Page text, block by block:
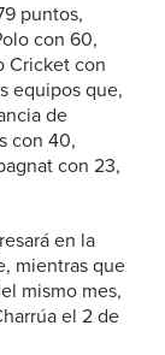
puntos,
con 60,
Cricket con
equipos que,
de
con 40,
con 23,
en la
mientras que
mismo mes,
el 2 de